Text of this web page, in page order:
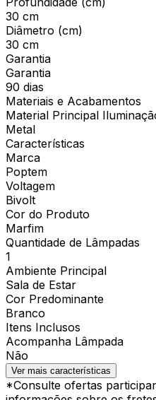
30 cm
Diâmetro (cm)
30 cm
Garantia
Garantia
90 dias
Materiais e Acabamentos
Material Principal
Metal
Características
Marca
Poptem
Voltagem
Bivolt
Cor do Produto
Marfim
Quantidade de Lâmpadas
1
Ambiente Principal
Sala de Estar
Cor Predominante
Branco
Itens Inclusos
Acompanha Lâmpada
Não
Ver mais características
*Consulte ofertas